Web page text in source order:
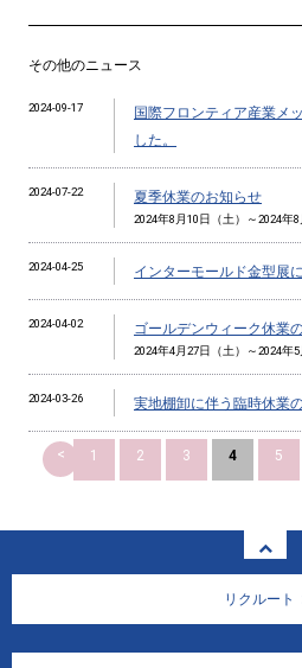
その他のニュース
2024-09-17
国際フロンティア産業メ
した。
2024-07-22 夏季休業のお知らせ
2024年8月10日（土）～2024年8
2024-04-25 インターモールド金型展
2024-04-02 ゴールデンウィーク休業
2024年4月27日（土）～2024年5
2024-03-26 実地棚卸に伴う臨時休業
< 1 2 3 4 5
リクルート